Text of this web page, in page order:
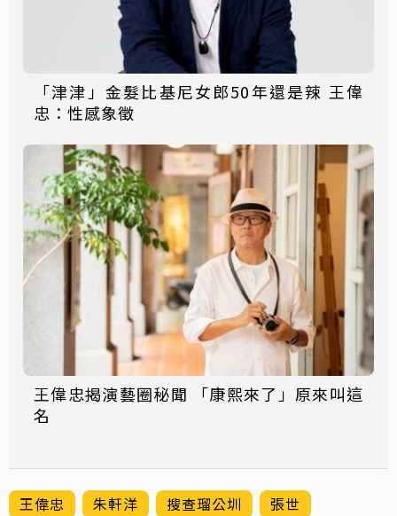
「津津」金髮比基尼女郎50年還是辣 王偉
忠：性感象徵
王偉忠揭演藝圈秘聞 「康熙來了」原來叫這
名
王偉忠 朱軒洋 搜查瑠公圳 張世